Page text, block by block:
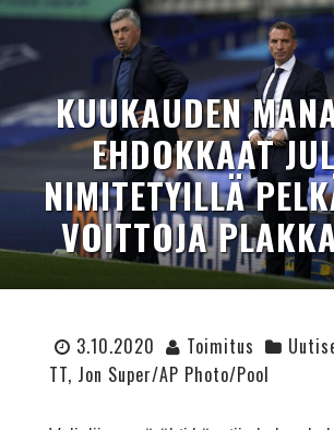
KUUKAUDEN
EHDOKKAAT
NIMITETYILLÄ
VOITTOJA
3.10.2020 Toimitus
TT, Jon Super/AP Photo/Pool